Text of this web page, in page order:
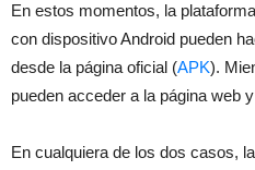
En estos momentos, la
con dispositivo Android pueden
desde la página oficial (APK).
pueden acceder a la página web
En cualquiera de los dos casos,